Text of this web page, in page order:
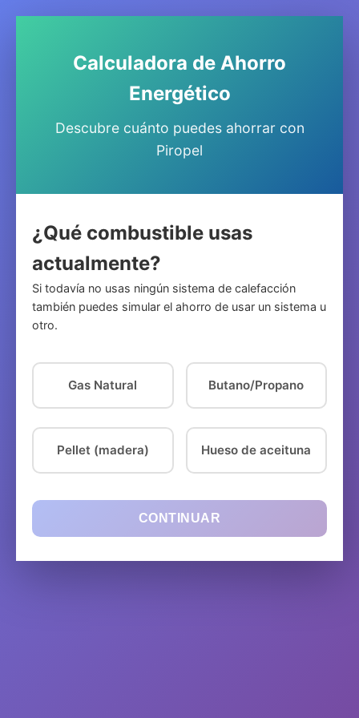
Calculadora de Ahorro
Energético
Descubre cuánto puedes ahorrar con
Piropel
¿Qué combustible usas
actualmente?
Si todavía no usas ningún sistema de calefacción
también puedes simular el ahorro de usar un sistema u
otro.
Gas Natural Butano/Propano
Pellet (madera) Hueso de aceituna
CONTINUAR